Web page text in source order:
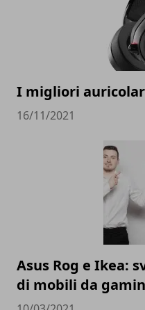
I migliori
16/11/2021
Asus Rog e Ikea:
di mobili da